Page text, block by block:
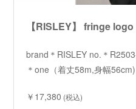
brand＊RISLEY no.＊
＊one（着丈58m,身幅
￥17,380 (税込)